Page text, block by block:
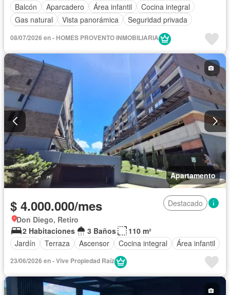
Balcón
Aparcadero Área infantil
Cocina integral
Gas natural
Vista panorámica
Seguridad privada
08/07/2026 en - HOMES PROVENTO INMOBILIARIA
Apartamento
$ 4.000.000/mes
Destacado
Don Diego, Retiro
2 Habitaciones
3 Baños
110 m²
Jardín
Terraza Ascensor Cocina integral Área infantil
23/06/2026 en - Vive Propiedad Raíz